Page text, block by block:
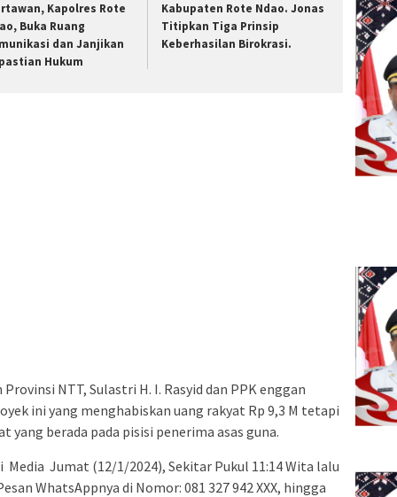
Kapolres Rote
Buka Ruang
dan Janjikan
Hukum
Kabupaten Rote Ndao. Jonas
Titipkan Tiga Prinsip
Keberhasilan Birokrasi.
NTT, Sulastri H. I. Rasyid dan PPK enggan
ini yang menghabiskan uang rakyat Rp 9,3 M tetapi
yang berada pada pisisi penerima asas guna.
Jumat (12/1/2024), Sekitar Pukul 11:14 Wita lalu
WhatsAppnya di Nomor: 081 327 942 XXX, hingga